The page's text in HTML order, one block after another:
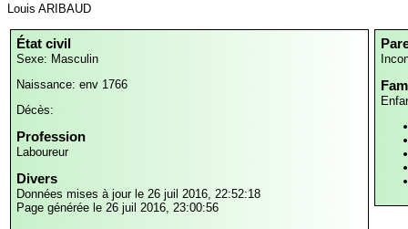
Louis ARIBAUD
État civil
Sexe: Masculin
Naissance: env 1766
Décès:
Profession
Laboureur
Divers
Données mises à jour le 26 juil 2016, 22:52:18
Page générée le 26 juil 2016, 23:00:56